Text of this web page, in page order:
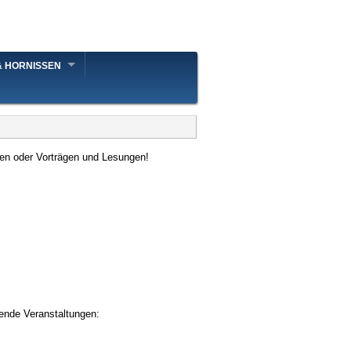
HORNISSEN
oder Vorträgen und Lesungen!
Veranstaltungen: